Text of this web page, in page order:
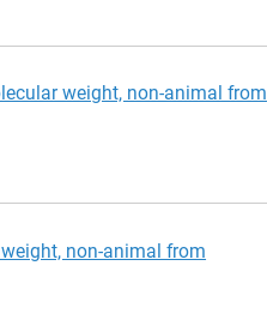
weight, non-animal from
non-animal from